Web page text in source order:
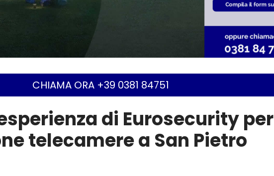
CHIAMA ORA +39 0381 84751
di Eurosecurity per
telecamere a San Pietro